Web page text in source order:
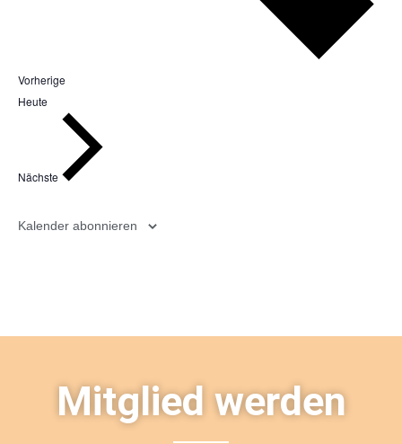
Vorherige
Heute
Nächste
Veranstaltungen
Kalender abonnieren
Mitglied werden